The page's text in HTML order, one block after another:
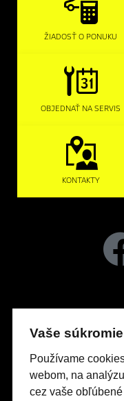
ŽIADOSŤ O PONUKU
OBJEDNAŤ NA SERVIS
KONTAKTY
Vaše
Používame
webom, na
cez vaše